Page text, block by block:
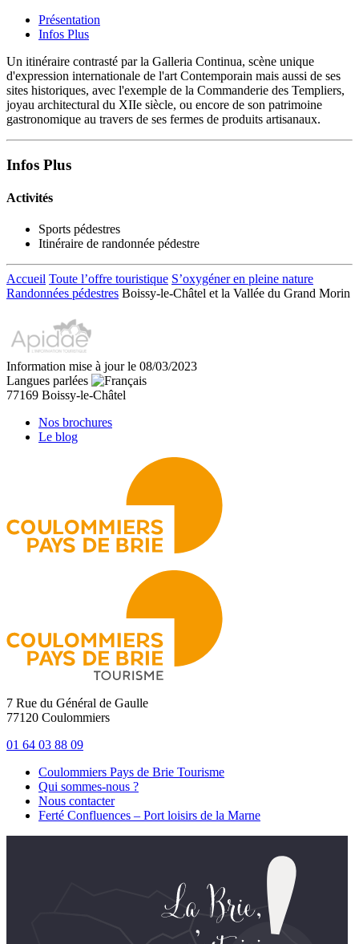
Présentation
Infos Plus
Un itinéraire contrasté par la Galleria Continua, scène unique
d'expression internationale de l'art Contemporain mais aussi de ses
sites historiques, avec l'exemple de la Commanderie des Templiers,
joyau architectural du XIIe siècle, ou encore de son patrimoine
gastronomique au travers de ses fermes de produits artisanaux.
Infos Plus
Activités
Sports pédestres
Itinéraire de randonnée pédestre
Accueil Toute l’offre touristique S’oxygéner en pleine nature
Randonnées pédestres Boissy-le-Châtel et la Vallée du Grand Morin
Information mise à jour le 08/03/2023
Langues parlées
77169 Boissy-le-Châtel
Nos brochures
Le blog
7 Rue du Général de Gaulle
77120 Coulommiers
01 64 03 88 09
Coulommiers Pays de Brie Tourisme
Qui sommes-nous ?
Nous contacter
Ferté Confluences – Port loisirs de la Marne